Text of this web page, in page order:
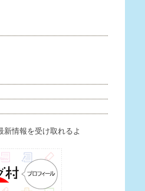
新情報を受け取れるよ